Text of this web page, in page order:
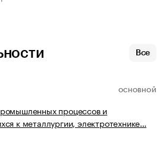
Все
ОСНОВНОЙ
процессов и
к металлургии, электротехнике…